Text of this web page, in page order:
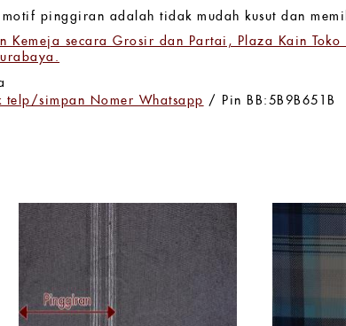
pinggiran adalah tidak mudah kusut dan
Kemeja secara Grosir dan Partai, Plaza Kain Toko
telp/simpan Nomer Whatsapp / Pin BB:5B9B651B